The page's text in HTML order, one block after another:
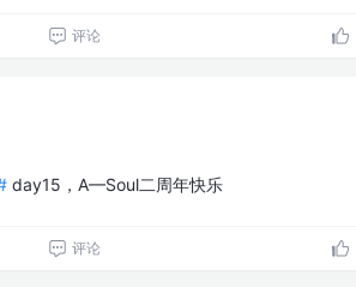
评论
day15，A—Soul二周年快乐
评论